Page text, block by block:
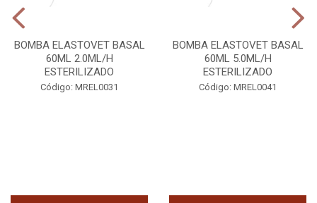
BOMBA ELASTOVET BASAL
60ML 2.0ML/H
ESTERILIZADO
Código: MREL0031
BOMBA ELASTOVET BASAL
60ML 5.0ML/H
ESTERILIZADO
Código: MREL0041